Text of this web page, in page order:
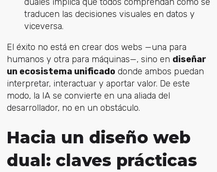
traducen las decisiones visuales en datos y
viceversa.
El éxito no está en crear dos webs —una para
humanos y otra para máquinas—, sino en diseñar
un ecosistema unificadodonde ambos puedan
interpretar, interactuar y aportar valor. De este
modo, la IA se convierte en una aliada del
desarrollador, no en un obstáculo.
Hacia un diseño web
dual: claves prácticas